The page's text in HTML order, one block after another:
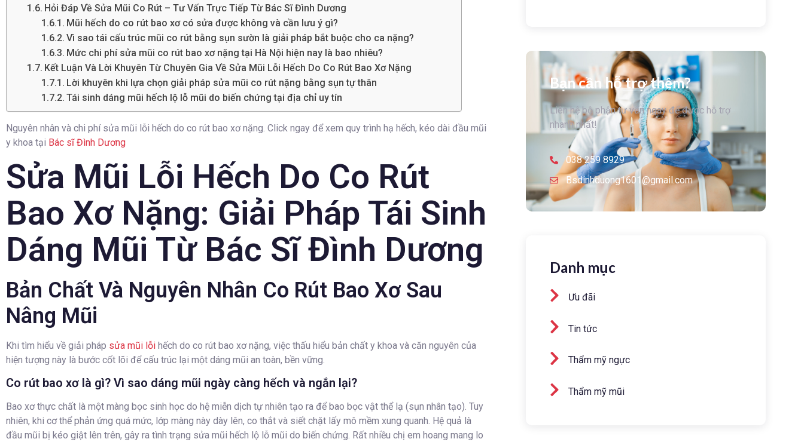
Hỏi Đáp Về Sửa Mũi Co Rút – Tư Vấn Trực Tiếp Từ Bác Sĩ Đình Dương
Mũi hếch do co rút bao xơ có sửa được không và cần lưu ý gì?
Vì sao tái cấu trúc mũi co rút bằng sụn sườn là giải pháp bắt buộc cho ca nặng?
Mức chi phí sửa mũi co rút bao xơ nặng tại Hà Nội hiện nay là bao nhiêu?
Kết Luận Và Lời Khuyên Từ Chuyên Gia Về Sửa Mũi Lỗi Hếch Do Co Rút Bao Xơ Nặng
Lời khuyên khi lựa chọn giải pháp sửa mũi co rút nặng bằng sụn tự thân
Tái sinh dáng mũi hếch lộ lỗ mũi do biến chứng tại địa chỉ uy tín
Nguyên nhân và chi phí sửa mũi lỗi hếch do co rút bao xơ nặng. Click ngay để xem quy trình hạ hếch, kéo dài đầu mũi
y khoa tại Bác sĩ Đình Dương
Sửa Mũi Lỗi Hếch Do Co Rút
Bao Xơ Nặng: Giải Pháp Tái Sinh
Dáng Mũi Từ Bác Sĩ Đình Dương
Bản Chất Và Nguyên Nhân Co Rút Bao Xơ Sau
Nâng Mũi
Khi tìm hiểu về giải pháp sửa mũi lỗi hếch do co rút bao xơ nặng, việc thấu hiểu bản chất y khoa và căn nguyên của
hiện tượng này là bước cốt lõi để cấu trúc lại một dáng mũi an toàn, bền vững.
Co rút bao xơ là gì? Vì sao dáng mũi ngày càng hếch và ngắn lại?
Bao xơ thực chất là một màng bọc sinh học do hệ miễn dịch tự nhiên tạo ra để bao bọc vật thể lạ (sụn nhân tạo). Tuy
nhiên, khi cơ thể phản ứng quá mức, lớp màng này dày lên, co thắt và siết chặt lấy mô mềm xung quanh. Hệ quả là
đầu mũi bị kéo giật lên trên, gây ra tình trạng sửa mũi hếch lộ lỗ mũi do biến chứng. Rất nhiều chị em hoang mang lo
Bạn cần hỗ trợ thêm?
Liên hệ bộ phận tư vấn ngay để được hỗ trợ
nhanh nhất!
038 259 8929
Bsdinhduong1601@gmail.com
Danh mục
Ưu đãi
Tin tức
Thẩm mỹ ngực
Thẩm mỹ mũi